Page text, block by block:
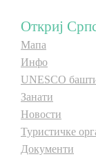
Откриј
Мапа
Инфо
UNESCO
Занати
Новости
Туристичке
Документи